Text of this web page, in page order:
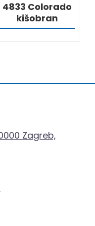
4833 Colorado
kišobran
Zagreb,